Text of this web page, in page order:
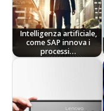
Intelligenza artificiale,
come SAP innova i
processi…